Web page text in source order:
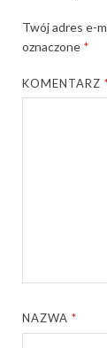
Twój adres e-
oznaczone *
KOMENTARZ
NAZWA*